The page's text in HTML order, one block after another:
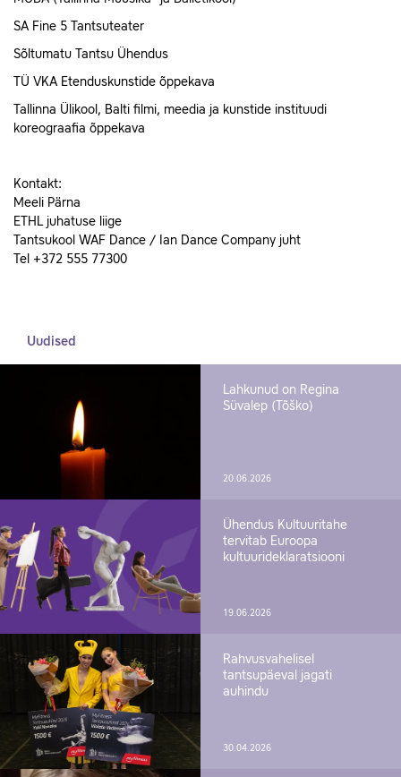
SA Fine 5 Tantsuteater
Sõltumatu Tantsu Ühendus
TÜ VKA Etenduskunstide õppekava
Tallinna Ülikool, Balti filmi, meedia ja kunstide instituudi
koreograafia õppekava
Kontakt:
Meeli Pärna
ETHL juhatuse liige
Tantsukool WAF Dance / Ian Dance Company juht
Tel +372 555 77300
Uudised
Lahkunud on Regina
Süvalep (Tõško)
20.06.2026
Ühendus Kultuuritahe
tervitab Euroopa
kultuurideklaratsiooni
19.06.2026
Rahvusvahelisel
tantsupäeval jagati
auhindu
30.04.2026